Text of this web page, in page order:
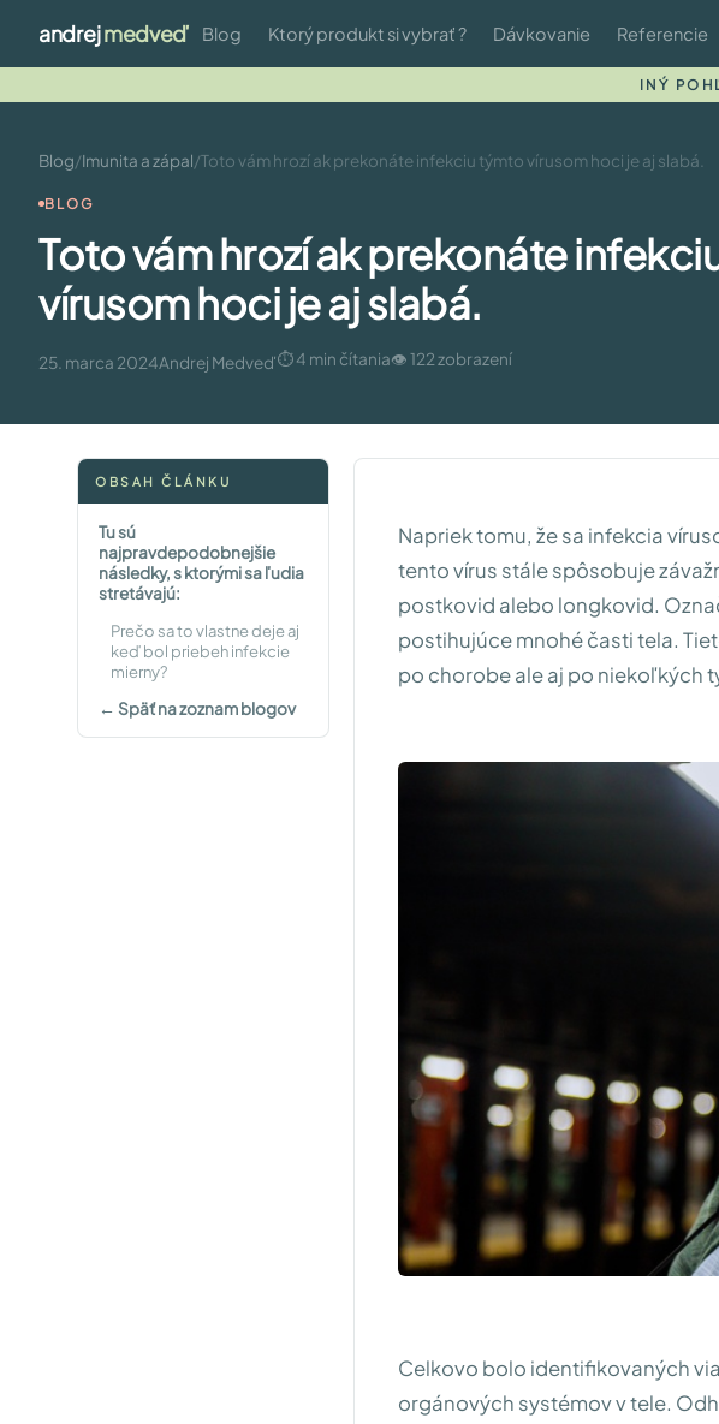
andrejmedveď Blog Ktorý produkt si vybrať ? Dávkovanie Referencie
INÝ
Blog/Imunita a zápal/Toto vám hrozí ak prekonáte infekciu týmto vírusom hoci je aj slabá.
BLOG
Toto vám hrozí ak prekonáte
vírusom hoci je aj slabá.
25. marca 2024Andrej Medveď⏱ 4 min čítania👁 122 zobrazení
OBSAH ČLÁNKU
Tu sú
najpravdepodobnejšie
následky, s ktorými sa ľudia
stretávajú:
Prečo sa to vlastne deje aj
keď bol priebeh infekcie
mierny?
← Späť na zoznam blogov
Napriek tomu, že sa infekcia
tento vírus stále spôsobuje
postkovid alebo longkovid.
postihujúce mnohé časti tela.
po chorobe ale aj po niekoľkých
Celkovo bolo identifikovaných
orgánových systémov v tele.